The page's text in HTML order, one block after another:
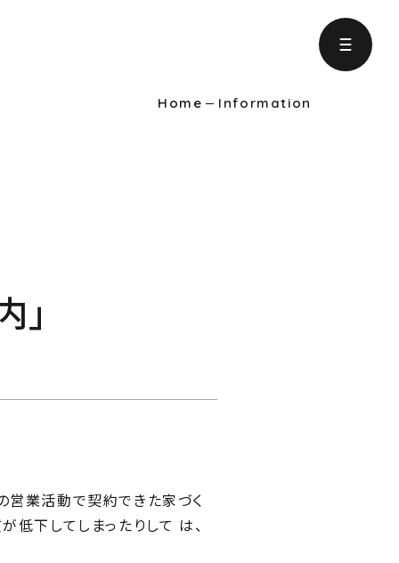
うmado
Home Information
営業活動で契約できた家づく
低下してしまったりして は、